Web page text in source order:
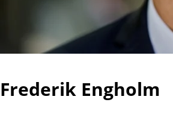
Frederik Engholm